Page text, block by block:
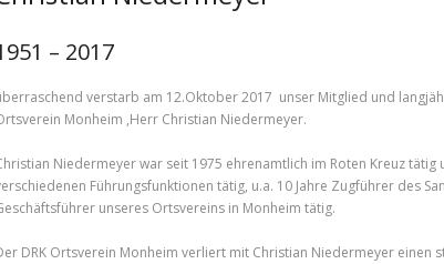
– 2017
verstarb am 12.Oktober 2017 unser Mitglied und
Monheim ,Herr Christian Niedermeyer.
Niedermeyer war seit 1975 ehrenamtlich im Roten Kreuz
Führungsfunktionen tätig, u.a. 10 Jahre Zugführer des
unseres Ortsvereins in Monheim tätig.
DRK Ortsverein Monheim verliert mit Christian Niedermeyer einen